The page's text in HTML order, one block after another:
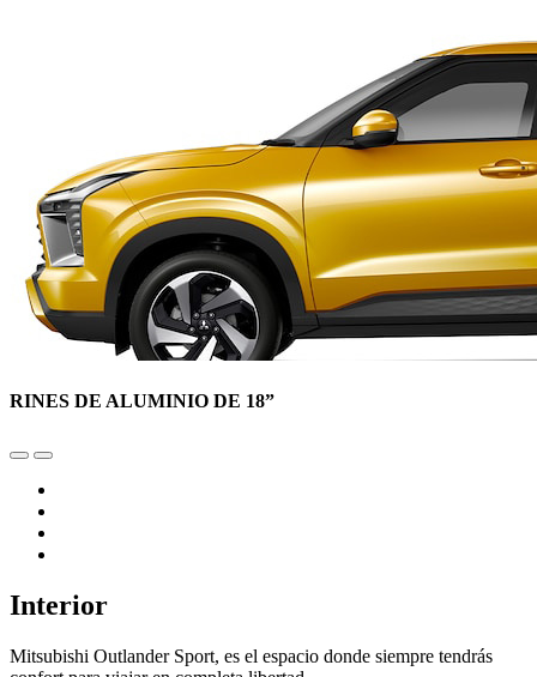
RINES DE ALUMINIO DE 18”
Interior
Mitsubishi Outlander Sport, es el espacio donde siempre tendrás